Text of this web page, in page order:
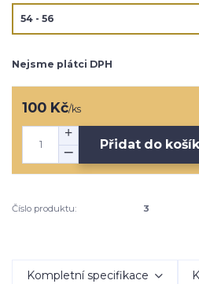
Nejsme plátci DPH
100 Kč/ks
Přidat do
Číslo produktu: 3
Kompletní specifikace